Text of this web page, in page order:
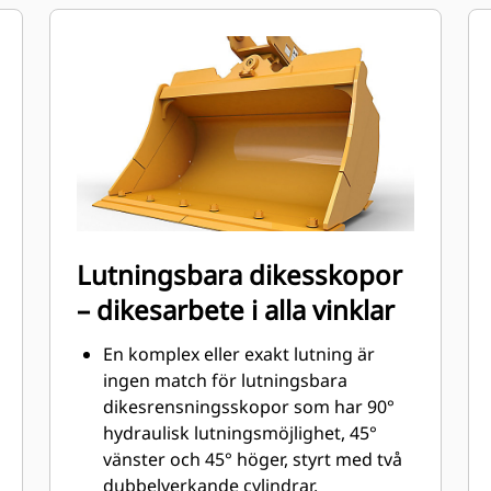
och sidoskär skyddar de delar av
skopan som kommer i kontakt med
och passerar genom material mest.
Minska underhållskostnaderna
genom att följa rätt GET för din
kombination av skopa och
användningsområde.
Skoptänder finns tillgängliga i
många varianter för att passa din
specifika tillämpning. Oavsett om du
behöver skapa ett rent, plant golv
finns det en tandlösning som passar.
Lutningsbara dikesskopor
– dikesarbete i alla vinklar
En komplex eller exakt lutning är
ingen match för lutningsbara
dikesrensningsskopor som har 90°
hydraulisk lutningsmöjlighet, 45°
vänster och 45° höger, styrt med två
dubbelverkande cylindrar.